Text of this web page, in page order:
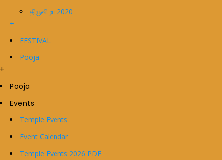
திருவிழா 2020
+
FESTIVAL
Pooja
+
Pooja
Events
Temple Events
Event Calendar
Temple Events 2026 PDF